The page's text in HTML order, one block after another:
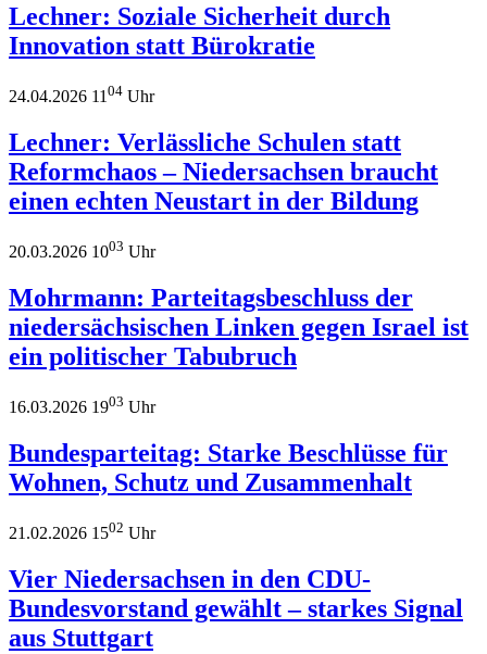
Lechner: Soziale Sicherheit durch
Innovation statt Bürokratie
24.04.2026 11 04 Uhr
Lechner: Verlässliche Schulen statt
Reformchaos – Niedersachsen braucht
einen echten Neustart in der Bildung
20.03.2026 1003 Uhr
Mohrmann: Parteitagsbeschluss der
niedersächsischen Linken gegen Israel ist
ein politischer Tabubruch
16.03.2026 1903 Uhr
Bundesparteitag: Starke Beschlüsse für
Wohnen, Schutz und Zusammenhalt
21.02.2026 1502 Uhr
Vier Niedersachsen in den CDU-
Bundesvorstand gewählt – starkes Signal
aus Stuttgart